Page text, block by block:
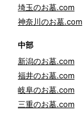
埼玉のお墓.com
神奈川のお墓.com
中部
新潟のお墓.com
福井のお墓.com
岐阜のお墓.com
三重のお墓.com